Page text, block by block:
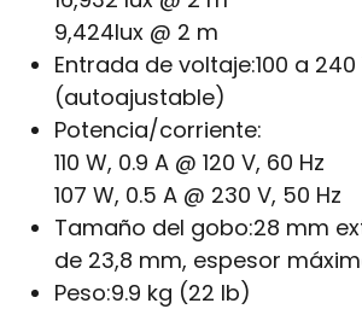
9,424lux @ 2 m
Entrada de voltaje:100 a
(autoajustable)
Potencia/corriente:
110 W, 0.9 A @ 120 V, 60 Hz
107 W, 0.5 A @ 230 V, 50 Hz
Tamaño del gobo:28 mm
de 23,8 mm, espesor
Peso:9.9 kg (22 lb)